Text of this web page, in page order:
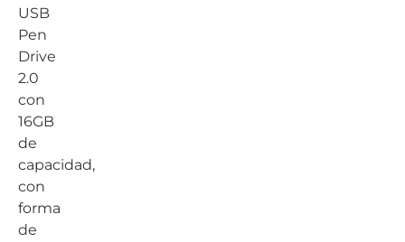
USB
Pen
Drive
2.0
con
16GB
de
capacidad,
con
forma
de